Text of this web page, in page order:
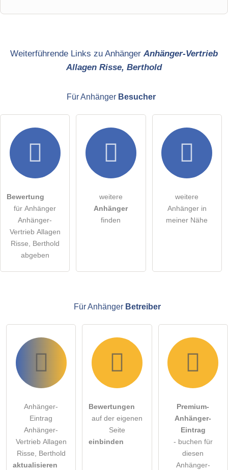
Hiermit akzeptiere ich die .
Die Datenschutzerklärunghabe ich zur Kenntnis genommen.
Bitte beachten Sie, öffentliche Fragen sind
für alle
Besucher sichtbar
Klicken Sie hier um eine
Anhänger-Eintrag zu stellen
Weiterführende Links zu Anhänger Anhänger-Vertrieb
Allagen Risse, Berthold
Für Anhänger Besucher
Bewertung
für Anhänger
Anhänger-
Vertrieb Allagen
Risse, Berthold
abgeben
weitere
Anhänger
finden
weitere
Anhänger in
meiner Nähe
Für Anhänger Betreiber
Anhänger-
Eintrag
Anhänger-
Vertrieb Allagen
Risse, Berthold
aktualisieren
Bewertungen
auf der eigenen
Seite
einbinden
Premium-
Anhänger-
Eintrag
- buchen für
diesen
Anhänger-